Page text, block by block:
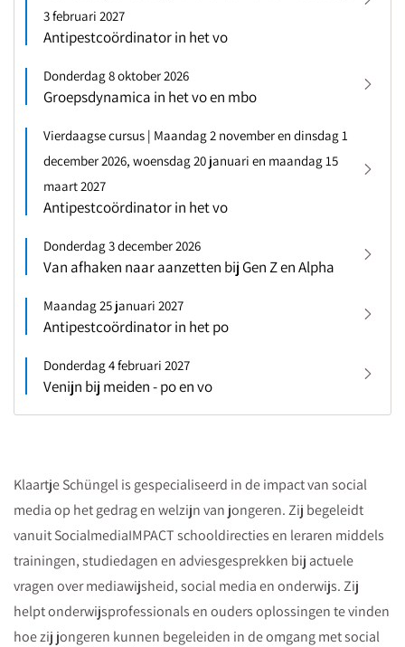
3 februari 2027
Antipestcoördinator in het vo
Donderdag 8 oktober 2026
Groepsdynamica in het vo en mbo
Vierdaagse cursus | Maandag 2 november en dinsdag 1
december 2026, woensdag 20 januari en maandag 15
maart 2027
Antipestcoördinator in het vo
Donderdag 3 december 2026
Van afhaken naar aanzetten bij Gen Z en Alpha
Maandag 25 januari 2027
Antipestcoördinator in het po
Donderdag 4 februari 2027
Venijn bij meiden - po en vo
Klaartje Schüngel is gespecialiseerd in de impact van social
media op het gedrag en welzijn van jongeren. Zij begeleidt
vanuit SocialmediaIMPACT schooldirecties en leraren middels
trainingen, studiedagen en adviesgesprekken bij actuele
vragen over mediawijsheid, social media en onderwijs. Zij
helpt onderwijsprofessionals en ouders oplossingen te vinden
hoe zij jongeren kunnen begeleiden in de omgang met social